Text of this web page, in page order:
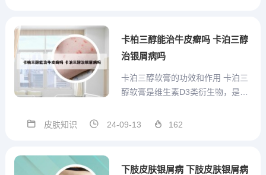
激素是影响男性毛发生长的主要因
卡柏三醇能治牛皮癣吗 卡泊三醇
治银屑病吗
卡泊三醇软膏的功效和作用 卡泊三
醇软膏是维生素D3类衍生物，是不
屑病。尤其是银屑病经过早期治疗
慢，但是相比激素类药物可以长时
皮肤知识 24-09-13 162
下肢皮肤银屑病 下肢皮肤银屑病